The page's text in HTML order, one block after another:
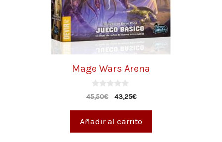
Mage Wars Arena
0
d
45,50€ 43,25€
Añadir al carrito